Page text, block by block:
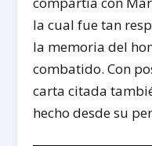
la cual fue tan
la memoria del
combatido. Con
carta citada
hecho desde su